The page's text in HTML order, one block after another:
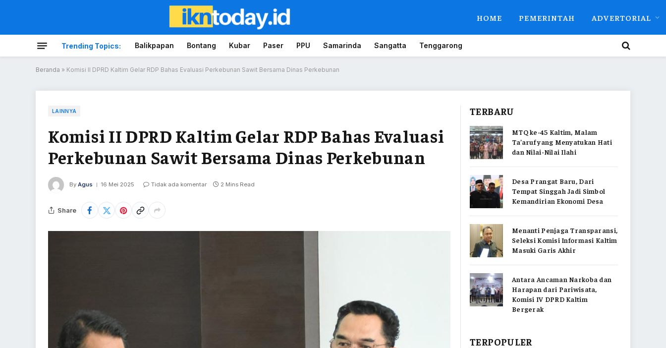
HOME PEMERINTAH ADVERTORIAL
Trending Topics: Balikpapan Bontang Kubar Paser PPU Samarinda Sangatta Tenggarong
Beranda » Komisi II DPRD Kaltim Gelar RDP Bahas Evaluasi Perkebunan Sawit Bersama Dinas Perkebunan
LAINNYA
Komisi II DPRD Kaltim Gelar RDP Bahas Evaluasi
Perkebunan Sawit Bersama Dinas Perkebunan
By Agus 16 Mei 2025 Tidak ada komentar 2 Mins Read
Share
TERBARU
MTQ ke-45 Kaltim, Malam
Ta’aruf yang Menyatukan Hati
dan Nilai-Nilai Ilahi
Desa Prangat Baru, Dari
Tempat Singgah Jadi Simbol
Kemandirian Ekonomi Desa
Menanti Penjaga Transparansi,
Seleksi Komisi Informasi Kaltim
Masuki Garis Akhir
Antara Ancaman Narkoba dan
Harapan dari Pariwisata,
Komisi IV DPRD Kaltim
Bergerak
TERPOPULER